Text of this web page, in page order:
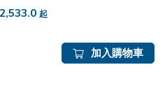
起
加入購物車